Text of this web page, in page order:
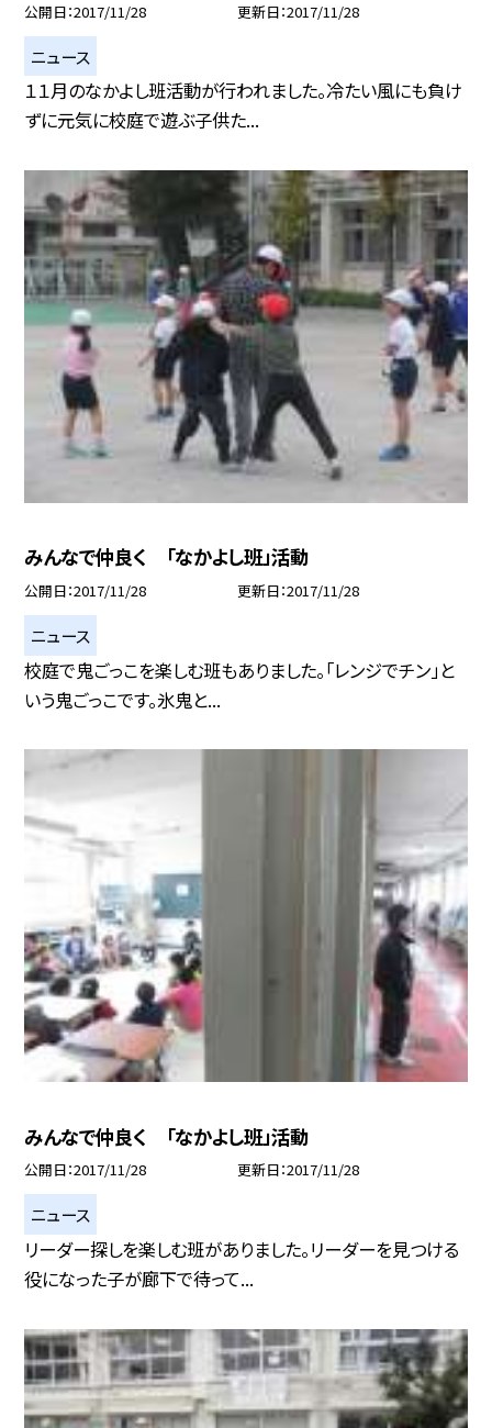
公開日 2017/11/28 更新日 2017/11/28
ニュース
１１月のなかよし班活動が行われました。冷たい風にも負け
ずに元気に校庭で遊ぶ子供た...
みんなで仲良く 「なかよし班」活動
公開日 2017/11/28 更新日 2017/11/28
ニュース
校庭で鬼ごっこを楽しむ班もありました。「レンジでチン」と
いう鬼ごっこです。氷鬼と...
みんなで仲良く 「なかよし班」活動
公開日 2017/11/28 更新日 2017/11/28
ニュース
リーダー探しを楽しむ班がありました。リーダーを見つける
役になった子が廊下で待って...